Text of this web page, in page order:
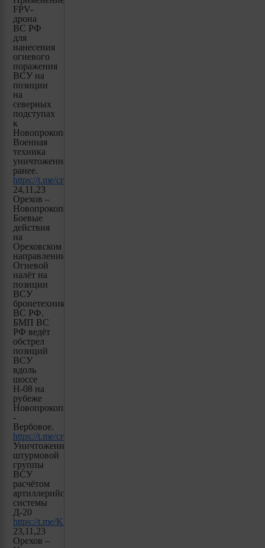
FPV-
дрона
ВС РФ
для
нанесения
огневого
поражения
ВСУ на
позиции
на
северных
подступах
к
Новопрокоповке.
Военная
техника
уничтоженная
ранее.
https://t.me/creamy_caprice/3248
24,11,23
Орехов –
Новопрокоповка.
Боевые
действия
на
Ореховском
направлении.
Огневой
налёт на
позиции
ВСУ
бронетехникой
ВС РФ.
БМП ВС
РФ ведёт
обстрел
позиций
ВСУ
вдоль
шоссе
Н-08 на
рубеже
Новопрокоповка
-
Вербовое.
https://t.me/creamy_caprice/3258
Уничтожение
штурмовой
группы
ВСУ
расчётом
артиллерийской
системы
Д-20
https://t.me/KLYONKLEN/141
23,11,23
Орехов –